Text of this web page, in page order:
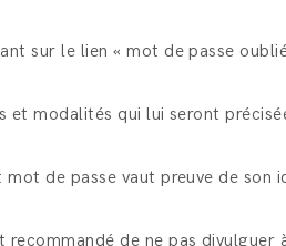
sur le lien « mot de passe
et modalités qui lui seront
de passe vaut preuve de
de ne pas divulguer